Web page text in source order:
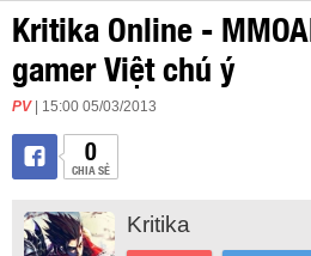
Kritika Online -
gamer Việt chú ý
PV | 15:00 05/03/2013
0
CHIA SẺ
Kritika